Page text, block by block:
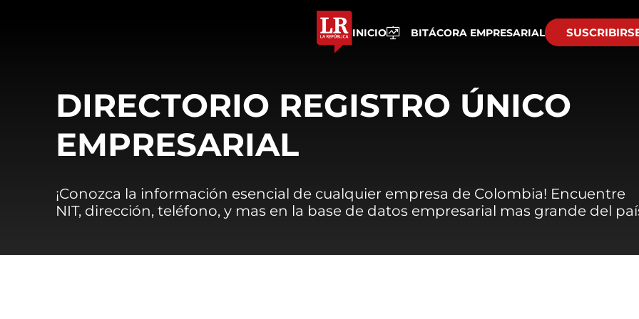
INICIO BITÁCORA EMPRESARIAL
DIRECTORIO REGISTRO ÚNICO
EMPRESARIAL
¡Conozca la información esencial de cualquier empresa de Colombia! Encuentre
NIT, dirección, teléfono, y mas en la base de datos empresarial mas grande del